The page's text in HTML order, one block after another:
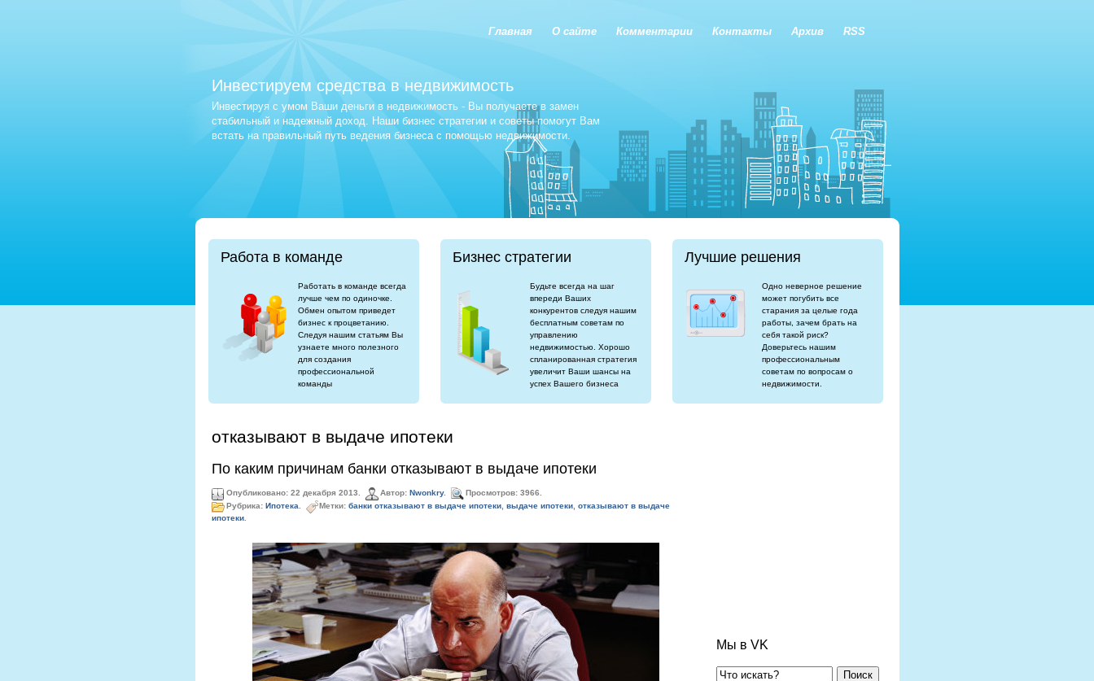
Главная О сайте Комментарии Контакты Архив RSS
Инвестируем средства в недвижимость
Инвестируя с умом Ваши деньги в недвижимость - Вы получаете в замен
стабильный и надежный доход. Наши бизнес стратегии и советы помогут Вам
встать на правильный путь ведения бизнеса с помощью недвижимости.
Работа в команде
Работать в команде всегда
лучше чем по одиночке.
Обмен опытом приведет
бизнес к процветанию.
Следуя нашим статьям Вы
узнаете много полезного
для создания
профессиональной
команды
Бизнес стратегии
Будьте всегда на шаг
впереди Ваших
конкурентов следуя нашим
бесплатным советам по
управлению
недвижимостью. Хорошо
спланированная стратегия
увеличит Ваши шансы на
успех Вашего бизнеса
Лучшие решения
Одно неверное решение
может погубить все
старания за целые года
работы, зачем брать на
себя такой риск?
Доверьтесь нашим
профессиональным
советам по вопросам о
недвижимости.
отказывают в выдаче ипотеки
По каким причинам банки отказывают в выдаче ипотеки
Опубликовано: 22 декабря 2013. Автор: Nwonkry.
Просмотров: 3966.
Рубрика: Ипотека Метки: банки отказывают в выдаче ипотеки, выдаче ипотеки, отказывают в выдаче
ипотеки.
Мы в VK
Поиск